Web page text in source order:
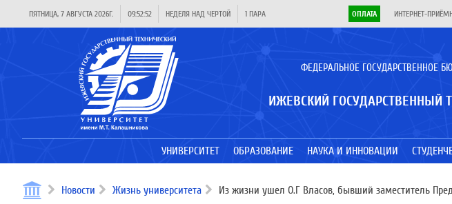
ПЯТНИЦА, 7 АВГУСТА 2026Г. 09:52:52 НЕДЕЛЯ НАД ЧЕРТОЙ 1 ПАРА ОПЛАТА ИНТЕРНЕТ-
ФЕДЕРАЛЬНОЕ ГОСУДАРСТВЕННОЕ
ИЖЕВСКИЙ ГОСУДАРСТВЕННЫЙ
УНИВЕРСИТЕТ ОБРАЗОВАНИЕ НАУКА И ИННОВАЦИИ
Новости Жизнь университета Из жизни ушел О.Г Власов, бывший заместитель